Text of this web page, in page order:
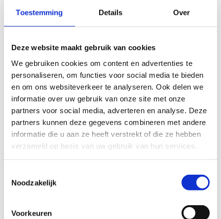
Toestemming Details Over
Deze website maakt gebruik van cookies
We gebruiken cookies om content en advertenties te
personaliseren, om functies voor social media te bieden
en om ons websiteverkeer te analyseren. Ook delen we
informatie over uw gebruik van onze site met onze
partners voor social media, adverteren en analyse. Deze
partners kunnen deze gegevens combineren met andere
informatie die u aan ze heeft verstrekt of die ze hebben
verzameld op basis van uw gebruik van hun services.
Noodzakelijk
Voorkeuren
072- 5727376
Huisartsenpraktijk Winkel en
Nieuwe Niedorp
Koperwiek 48, 1733 BA Nieuwe Niedorp
0224-541335
Burger en Hooijberg
0251-375972